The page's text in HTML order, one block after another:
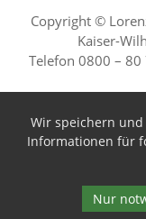
Copyright ©
Kaiser-
Telefon 0800 –
Wir speichern
Informationen für
Nur